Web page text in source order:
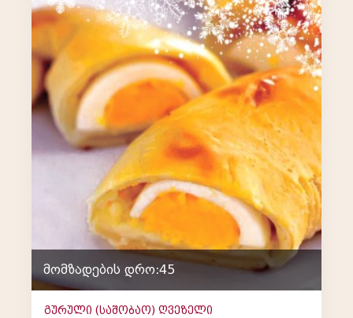
მომზადების დრო:45
გურული (საშობაო) ღვეზელი